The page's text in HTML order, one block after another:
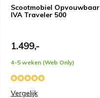
Scootmobiel Opvouwbaar
IVA Traveler 500
1.499,-
4-5 weken (Web Only)
Vergelijk